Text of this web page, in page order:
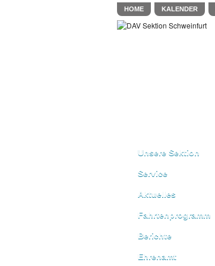
HOME KALENDER
Unsere Sektion
Service
Aktuelles
Fahrtenprogramm
Berichte
Ehrenamt